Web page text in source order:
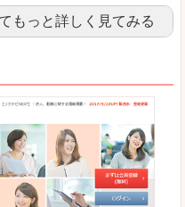
もっと詳しく見てみる
、正社員で長く働きたい方に
ライフマガジン「woman type
いです。